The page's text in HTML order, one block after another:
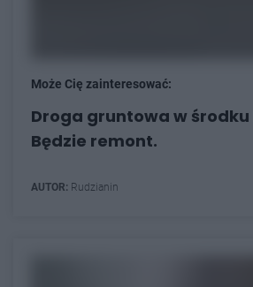
Może Cię zainteresować:
Droga gruntowa w środku
Będzie remont.
AUTOR: Rudzianin